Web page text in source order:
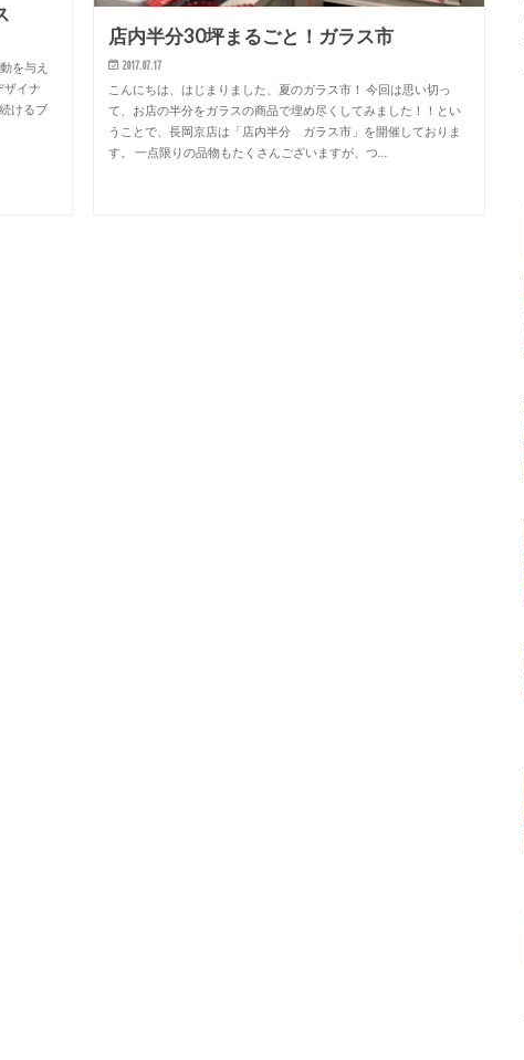
を与え
ザイナ
けるブ
店内半分30坪まるごと！ガラス市
2017.07.17
こんにちは、はじまりました、夏のガラス市！ 今回は思い切っ
て、お店の半分をガラスの商品で埋め尽くしてみました！！とい
うことで、長岡京店は「店内半分 ガラス市」を開催しておりま
す。 一点限りの品物もたくさんございますが、つ…